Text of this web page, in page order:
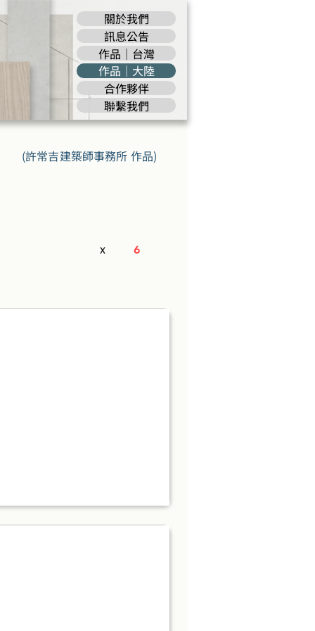
關於我們
訊息公告
作品｜台灣
作品｜大陸
合作夥伴
聯繫我們
(許常吉建築師事務所 作品)
x 6